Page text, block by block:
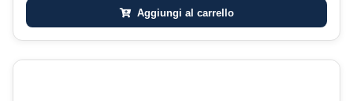
Aggiungi al carrello